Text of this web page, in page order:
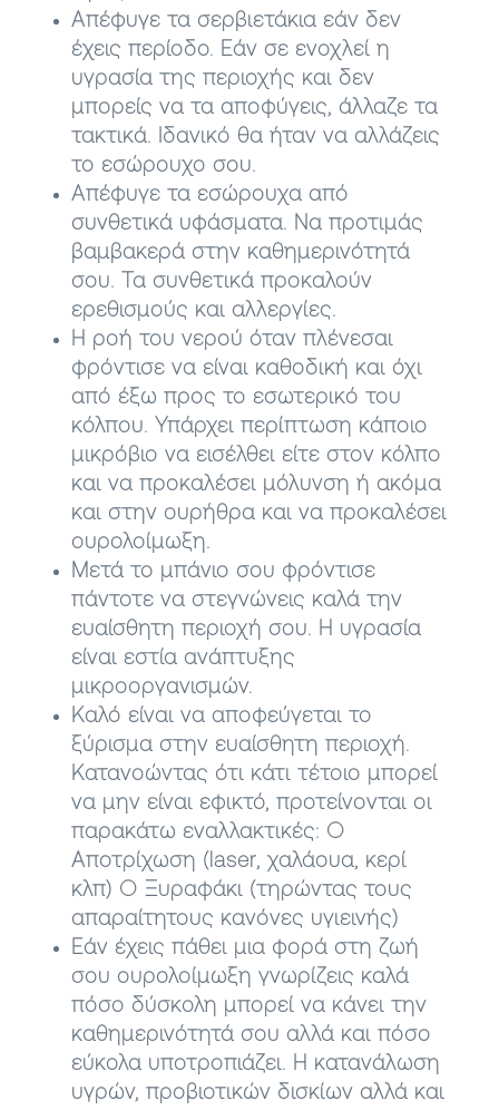
Απέφυγε τα σερβιετάκια εάν δεν
έχεις περίοδο. Εάν σε ενοχλεί η
υγρασία της περιοχής και δεν
μπορείς να τα αποφύγεις, άλλαζε τα
τακτικά. Ιδανικό θα ήταν να αλλάζεις
το εσώρουχο σου.
Απέφυγε τα εσώρουχα από
συνθετικά υφάσματα. Να προτιμάς
βαμβακερά στην καθημερινότητά
σου. Τα συνθετικά προκαλούν
ερεθισμούς και αλλεργίες.
Η ροή του νερού όταν πλένεσαι
φρόντισε να είναι καθοδική και όχι
από έξω προς το εσωτερικό του
κόλπου. Υπάρχει περίπτωση κάποιο
μικρόβιο να εισέλθει είτε στον κόλπο
και να προκαλέσει μόλυνση ή ακόμα
και στην ουρήθρα και να προκαλέσει
ουρολοίμωξη.
Μετά το μπάνιο σου φρόντισε
πάντοτε να στεγνώνεις καλά την
ευαίσθητη περιοχή σου. Η υγρασία
είναι εστία ανάπτυξης
μικροοργανισμών.
Kαλό είναι να αποφεύγεται το
ξύρισμα στην ευαίσθητη περιοχή.
Κατανοώντας ότι κάτι τέτοιο μπορεί
να μην είναι εφικτό, προτείνονται οι
παρακάτω εναλλακτικές: ○
Αποτρίχωση (laser, χαλάουα, κερί
κλπ) ○ Ξυραφάκι (τηρώντας τους
απαραίτητους κανόνες υγιεινής)
Εάν έχεις πάθει μια φορά στη ζωή
σου ουρολοίμωξη γνωρίζεις καλά
πόσο δύσκολη μπορεί να κάνει την
καθημερινότητά σου αλλά και πόσο
εύκολα υποτροπιάζει. Η κατανάλωση
υγρών, προβιοτικών δισκίων αλλά και